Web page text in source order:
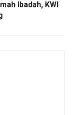
Ibadah, KWI